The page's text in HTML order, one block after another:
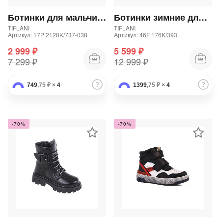
Ботинки для мальчика
TIFLANI
Артикул: 17P 2128K/737-038
2 999 ₽
7 299 ₽
749,75 ₽ × 4
Ботинки зимние для девочки
TIFLANI
Артикул: 46F 176K/393
5 599 ₽
12 999 ₽
1399,75 ₽ × 4
-70% -70%